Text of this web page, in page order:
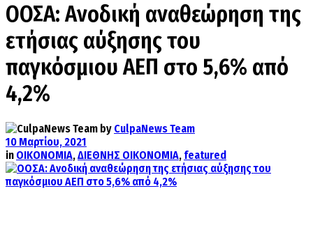
ΟΟΣΑ: Ανοδική αναθεώρηση της
ετήσιας αύξησης του
παγκόσμιου ΑΕΠ στο 5,6% από
4,2%
by CulpaNews Team
10 Μαρτίου, 2021
in ΟΙΚΟΝΟΜΙΑ,ΔΙΕΘΝΗΣ ΟΙΚΟΝΟΜΙΑ, featured